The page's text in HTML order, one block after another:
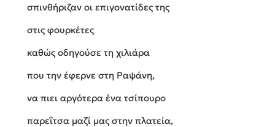
σπινθήριζαν οι επιγονατίδες της
στις φουρκέτες
καθώς οδηγούσε τη χιλιάρα
που την έφερνε στη Ραψάνη,
να πιει αργότερα ένα τσίπουρο
παρεΐτσα μαζί μας στην πλατεία,